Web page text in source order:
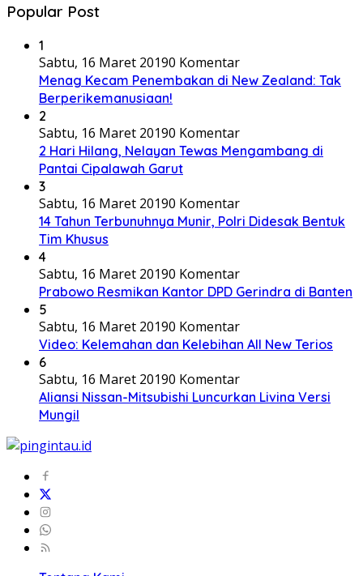
Popular Post
1
Sabtu, 16 Maret 20190 Komentar
Menag Kecam Penembakan di New Zealand: Tak
Berperikemanusiaan!
2
Sabtu, 16 Maret 20190 Komentar
2 Hari Hilang, Nelayan Tewas Mengambang di
Pantai Cipalawah Garut
3
Sabtu, 16 Maret 20190 Komentar
14 Tahun Terbunuhnya Munir, Polri Didesak Bentuk
Tim Khusus
4
Sabtu, 16 Maret 20190 Komentar
Prabowo Resmikan Kantor DPD Gerindra di Banten
5
Sabtu, 16 Maret 20190 Komentar
Video: Kelemahan dan Kelebihan All New Terios
6
Sabtu, 16 Maret 20190 Komentar
Aliansi Nissan-Mitsubishi Luncurkan Livina Versi
Mungil